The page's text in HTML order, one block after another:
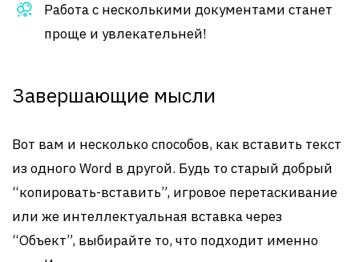
Работа с несколькими документами станет
проще и увлекательней!
Завершающие мысли
Вот вам и несколько способов, как вставить текст
из одного Word в другой. Будь то старый добрый
“копировать-вставить”, игровое перетаскивание
или же интеллектуальная вставка через
“Объект”, выбирайте то, что подходит именно